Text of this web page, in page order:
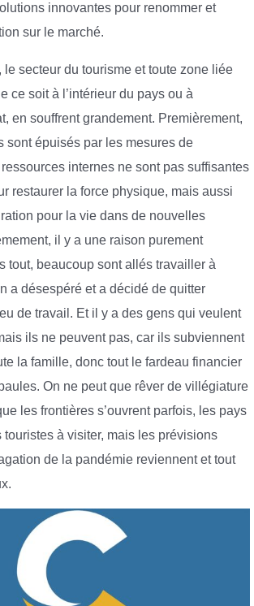
innovantes pour renommer et
sur le marché.
le secteur du tourisme et toute zone liée
ce soit à l’intérieur du pays ou à
en souffrent grandement. Premièrement,
sont épuisés par les mesures de
internes ne sont pas suffisantes
restaurer la force physique, mais aussi
pour la vie dans de nouvelles
il y a une raison purement
tout, beaucoup sont allés travailler à
a désespéré et a décidé de quitter
de travail. Et il y a des gens qui veulent
ils ne peuvent pas, car ils subviennent
la famille, donc tout le fardeau financier
On ne peut que rêver de villégiature
les frontières s’ouvrent parfois, les pays
à visiter, mais les prévisions
de la pandémie reviennent et tout